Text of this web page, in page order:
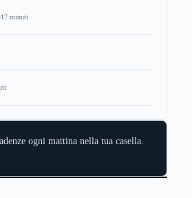
minuti
ogni mattina nella tua casella.